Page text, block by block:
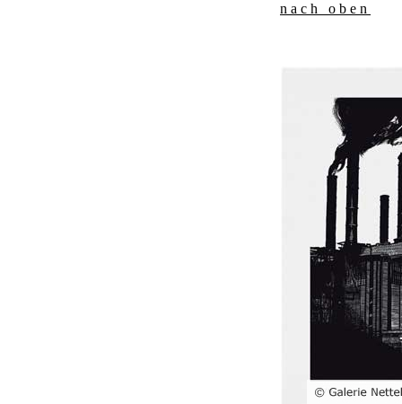
nach oben